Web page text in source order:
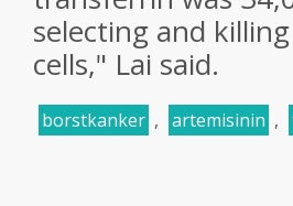
selecting and
cells," Lai said.
borstkanker , artemisinin ,